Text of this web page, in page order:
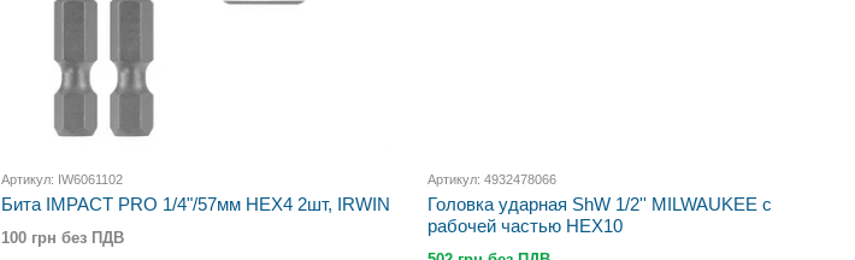
Артикул: IW6061102
Бита IMPACT PRO 1/4"/57мм HEX4 2шт, IRWIN
100 грн без ПДВ
Артикул: 4932478066
Головка ударная ShW 1/2'' MILWAUKEE с
рабочей частью HEX10